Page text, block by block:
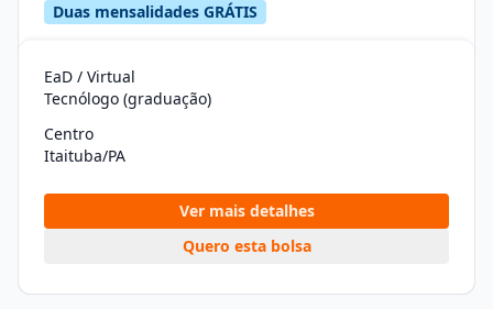
Duas mensalidades GRÁTIS
EaD / Virtual
Tecnólogo (graduação)
Centro
Itaituba/PA
Ver mais detalhes
Quero esta bolsa